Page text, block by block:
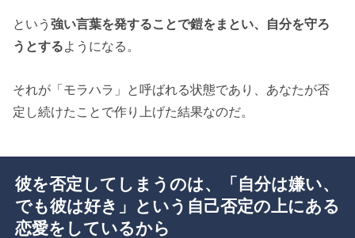
という強い言葉を発することで鎧をまとい、自分を守ろ
うとするようになる。
それが「モラハラ」と呼ばれる状態であり、あなたが否
定し続けたことで作り上げた結果なのだ。
彼を否定してしまうのは、「自分は嫌い、
でも彼は好き」という自己否定の上にある
恋愛をしているから